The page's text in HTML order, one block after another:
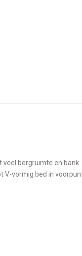
V-vormig bed in